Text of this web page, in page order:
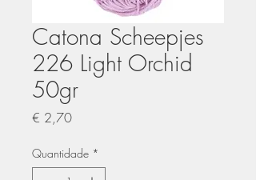
Catona Scheepjes
226 Light Orchid
50gr
€ 2,70Preço
Quantidade *